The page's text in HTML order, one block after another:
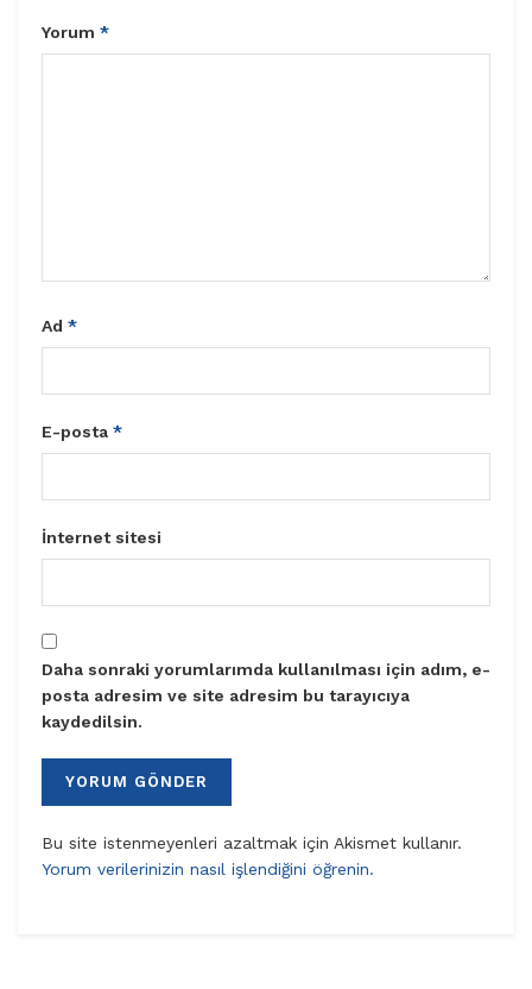
Yorum *
Ad *
E-posta *
İnternet sitesi
Daha sonraki yorumlarımda kullanılması için adım, e-
posta adresim ve site adresim bu tarayıcıya
kaydedilsin.
Bu site istenmeyenleri azaltmak için Akismet kullanır.
Yorum verilerinizin nasıl işlendiğini öğrenin.